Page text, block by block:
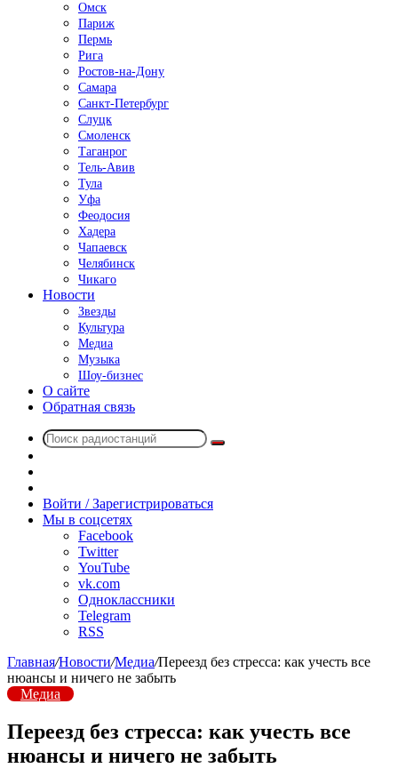
Омск
Париж
Пермь
Рига
Ростов-на-Дону
Самара
Санкт-Петербург
Слуцк
Смоленск
Таганрог
Тель-Авив
Тула
Уфа
Феодосия
Хадера
Чапаевск
Челябинск
Чикаго
Новости
Звезды
Культура
Медиа
Музыка
Шоу-бизнес
О сайте
Обратная связь
Поиск
радио
Войти / Зарегистрироваться
Мы в соцсетях
Facebook
Twitter
YouTube
vk.com
Одноклассники
Telegram
RSS
Главная/Новости/Медиа/Переезд без стресса: как учесть все
нюансы и ничего не забыть
Медиа
Переезд без стресса: как учесть все
нюансы и ничего не забыть